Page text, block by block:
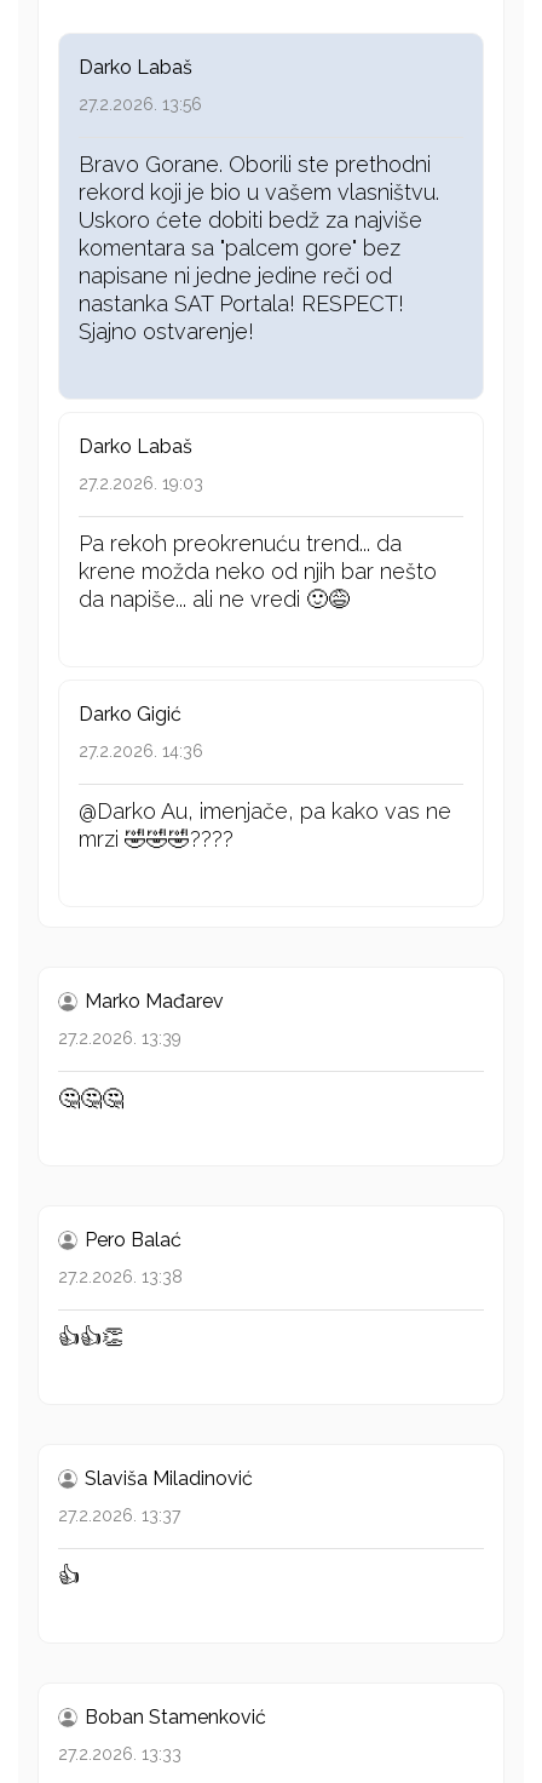
Darko Labaš
27.2.2026. 13:56
Bravo Gorane. Oborili ste prethodni
rekord koji je bio u vašem vlasništvu.
Uskoro ćete dobiti bedž za najviše
komentara sa "palcem gore" bez
napisane ni jedne jedine reči od
nastanka SAT Portala! RESPECT!
Sjajno ostvarenje!
Darko Labaš
27.2.2026. 19:03
Pa rekoh preokrenuću trend... da
krene možda neko od njih bar nešto
da napiše... ali ne vredi 🙂😅
Darko Gigić
27.2.2026. 14:36
@Darko Au, imenjače, pa kako vas ne
mrzi 🤣🤣🤣????
Marko Mađarev
27.2.2026. 13:39
🤔🤔🤔
Pero Balać
27.2.2026. 13:38
👍👍👏
Slaviša Miladinović
27.2.2026. 13:37
👍
Boban Stamenković
27.2.2026. 13:33